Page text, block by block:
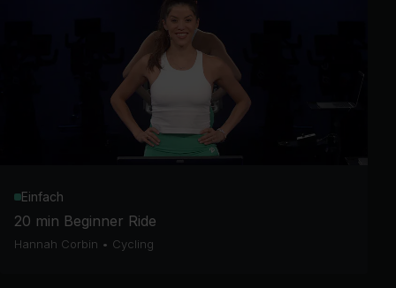
Einfach
20 min Beginner Ride
Hannah Corbin • Cycling